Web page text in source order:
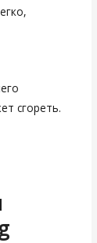
сгореть.